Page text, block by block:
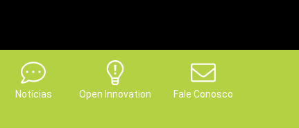
Notícias Open Innovation Fale Conosco